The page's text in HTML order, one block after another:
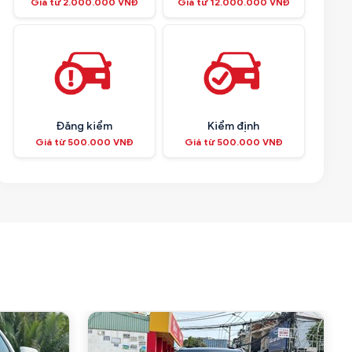
Đăng kiểm
Giá từ 500.000 VNĐ
Kiểm định
Giá từ 500.000 VNĐ